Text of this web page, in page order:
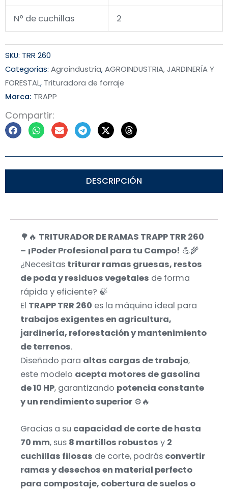
N° de cuchillas 2
SKU: TRR 260
Categorias: Agroindustria,AGROINDUSTRIA, JARDINERÍA Y
FORESTAL, Trituradora de forraje
Marca: TRAPP
Compartir:
DESCRIPCIÓN
🌳🔥 TRITURADOR DE RAMAS TRAPP TRR 260
– ¡Poder Profesional para tu Campo! 💪🌾
¿Necesitas triturar ramas gruesas, restos
de poda y residuos vegetales de forma
rápida y eficiente? 🍃
El TRAPP TRR 260 es la máquina ideal para
trabajos exigentes en agricultura,
jardinería, reforestación y mantenimiento
de terrenos.
Diseñado para altas cargas de trabajo,
este modelo acepta motores de gasolina
de 10 HP, garantizando potencia constante
y un rendimiento superior ⚙️🔥
Gracias a su capacidad de corte de hasta
70 mm, sus 8 martillos robustos y 2
cuchillas filosas de corte, podrás convertir
ramas y desechos en material perfecto
para compostaje, cobertura de suelos o